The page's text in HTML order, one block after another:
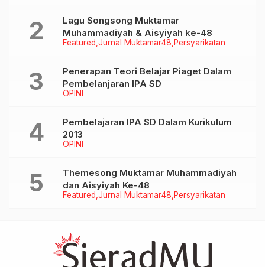
Featured Jurnal Muktamar48 Persyarikatan
Lagu Songsong Muktamar
Muhammadiyah & Aisyiyah ke-48
OPINI
Penerapan Teori Belajar Piaget Dalam
Pembelanjaran IPA SD
OPINI
Pembelajaran IPA SD Dalam Kurikulum
2013
Featured Jurnal Muktamar48 Persyarikatan
Themesong Muktamar Muhammadiyah
dan Aisyiyah Ke-48